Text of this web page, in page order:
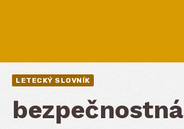
LETECKÝ SLOVNÍK
bezpečnostná